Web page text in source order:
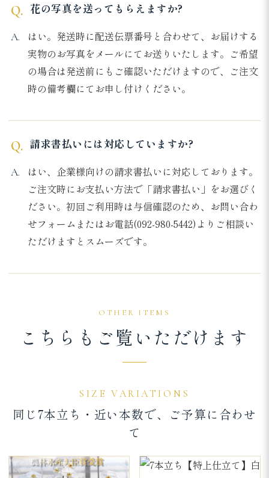
花の写真を送ってもらえますか?
はい。発送時に配送伝票番号と合わせて、お届けする
実物のお写真をメールにてお送りいたします。ご希望
の場合は発送前にもご確認いただけますので、ご注文
時の備考欄にてお申し付けください。
請求書払いには対応していますか?
はい、企業様向けの請求書払いに対応しております。
ご注文時にお支払い方法で「請求書払い」をお選びく
ださい。初回ご利用時は与信確認のため、お問い合わ
せフォームまたはお電話(092-980-5442)よりご相談い
ただけますとスムーズです。
OTHER ITEMS
こちらもご覧いただけます
SIZE VARIATIONS
同じ7本立ち・近い本数で、ご予算に合わせ
て